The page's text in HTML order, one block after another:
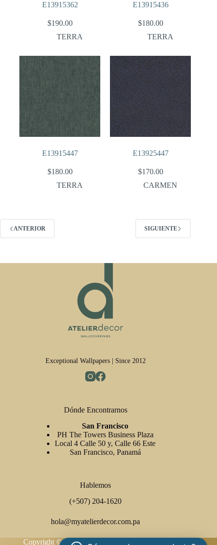
E13915362
$190.00
TERRA
E13915436
$180.00
TERRA
E13915447
$180.00
TERRA
E13925447
$170.00
CARMEN
ANTERIOR SIGUIENTE
Exceptional Wallpapers | Since 2012
Dónde Encontrarnos
San Francisco
PH The Towers Business Plaza
Local 4 Calle 50 y, Calle 66 Este
San Francisco, Panamá
Hablemos
(+507) 204-1620
hola@myatelierdecor.com.pa
Copyright © 2026 Atelier Decor Wallcoverings